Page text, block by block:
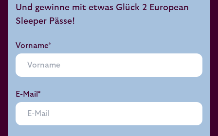
Und gewinne mit etwas Glück 2 European
Sleeper Pässe!
Vorname*
E-Mail*